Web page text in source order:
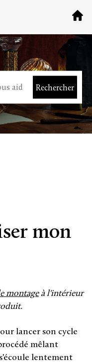
mon
montageà l'intérieur
lancer son cycle
mêlant
lentement